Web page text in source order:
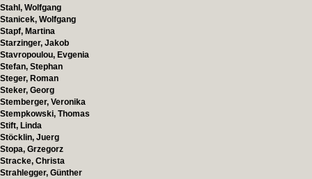
Stahl, Wolfgang
Stanicek, Wolfgang
Stapf, Martina
Starzinger, Jakob
Stavropoulou, Evgenia
Stefan, Stephan
Steger, Roman
Steker, Georg
Stemberger, Veronika
Stempkowski, Thomas
Stift, Linda
Stöcklin, Juerg
Stopa, Grzegorz
Stracke, Christa
Strahlegger, Günther